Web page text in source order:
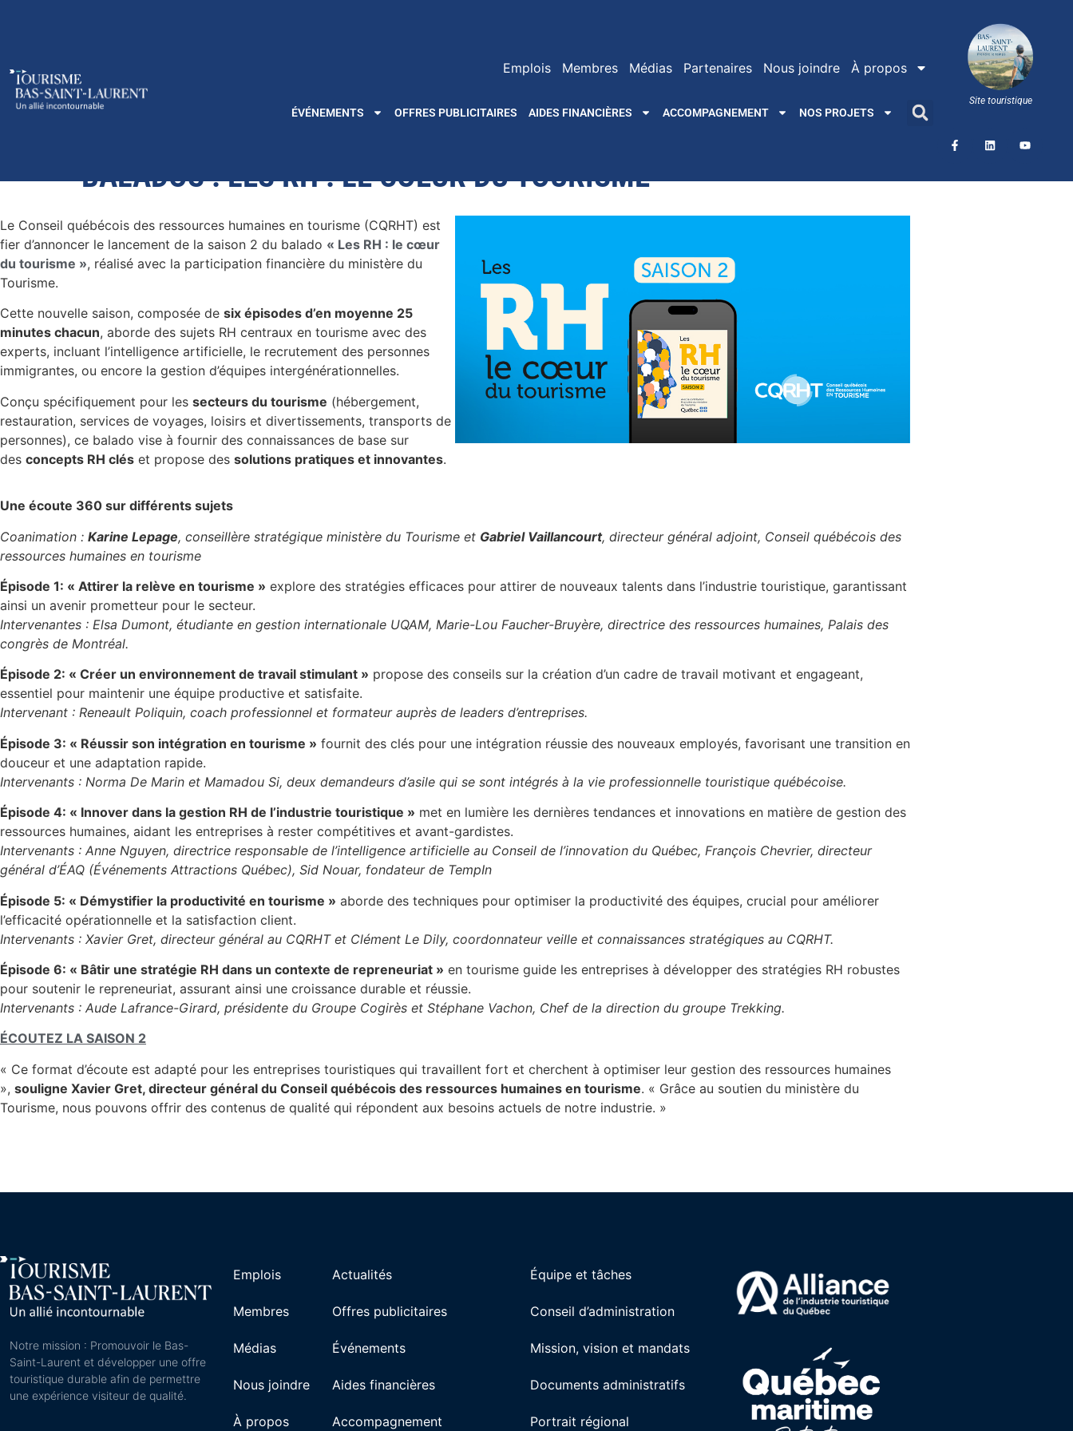
Emplois Membres Médias Partenaires Nous joindre À propos
ÉVÉNEMENTS OFFRES PUBLICITAIRES AIDES FINANCIÈRES ACCOMPAGNEMENT NOS PROJETS
Site touristique
BALADOS : LES RH : LE COEUR DU TOURISME
Le Conseil québécois des ressources humaines en tourisme (CQRHT) est
fier d’annoncer le lancement de la saison 2 du balado « Les RH : le cœur
du tourisme », réalisé avec la participation financière du ministère du
Tourisme.
Cette nouvelle saison, composée de six épisodes d’en moyenne 25
minutes chacun, aborde des sujets RH centraux en tourisme avec des
experts, incluant l’intelligence artificielle, le recrutement des personnes
immigrantes, ou encore la gestion d’équipes intergénérationnelles.
Conçu spécifiquement pour les secteurs du tourisme (hébergement,
restauration, services de voyages, loisirs et divertissements, transports de
personnes), ce balado vise à fournir des connaissances de base sur
des concepts RH clés et propose des solutions pratiques et innovantes.
Une écoute 360 sur différents sujets
Coanimation : Karine Lepage, conseillère stratégique ministère du Tourisme et Gabriel Vaillancourt, directeur général adjoint, Conseil québécois des
ressources humaines en tourisme
Épisode 1: « Attirer la relève en tourisme » explore des stratégies efficaces pour attirer de nouveaux talents dans l’industrie touristique, garantissant
ainsi un avenir prometteur pour le secteur.
Intervenantes : Elsa Dumont, étudiante en gestion internationale UQAM, Marie-Lou Faucher-Bruyère, directrice des ressources humaines, Palais des
congrès de Montréal.
Épisode 2: « Créer un environnement de travail stimulant » propose des conseils sur la création d’un cadre de travail motivant et engageant,
essentiel pour maintenir une équipe productive et satisfaite.
Intervenant : Reneault Poliquin, coach professionnel et formateur auprès de leaders d’entreprises.
Épisode 3: « Réussir son intégration en tourisme » fournit des clés pour une intégration réussie des nouveaux employés, favorisant une transition en
douceur et une adaptation rapide.
Intervenants : Norma De Marin et Mamadou Si, deux demandeurs d’asile qui se sont intégrés à la vie professionnelle touristique québécoise.
Épisode 4: « Innover dans la gestion RH de l’industrie touristique » met en lumière les dernières tendances et innovations en matière de gestion des
ressources humaines, aidant les entreprises à rester compétitives et avant-gardistes.
Intervenants : Anne Nguyen, directrice responsable de l’intelligence artificielle au Conseil de l’innovation du Québec, François Chevrier, directeur
général d’ÉAQ (Événements Attractions Québec), Sid Nouar, fondateur de TempIn
Épisode 5: « Démystifier la productivité en tourisme » aborde des techniques pour optimiser la productivité des équipes, crucial pour améliorer
l’efficacité opérationnelle et la satisfaction client.
Intervenants : Xavier Gret, directeur général au CQRHT et Clément Le Dily, coordonnateur veille et connaissances stratégiques au CQRHT.
Épisode 6: « Bâtir une stratégie RH dans un contexte de repreneuriat » en tourisme guide les entreprises à développer des stratégies RH robustes
pour soutenir le repreneuriat, assurant ainsi une croissance durable et réussie.
Intervenants : Aude Lafrance-Girard, présidente du Groupe Cogirès et Stéphane Vachon, Chef de la direction du groupe Trekking.
ÉCOUTEZ LA SAISON 2
« Ce format d’écoute est adapté pour les entreprises touristiques qui travaillent fort et cherchent à optimiser leur gestion des ressources humaines
», souligne Xavier Gret, directeur général du Conseil québécois des ressources humaines en tourisme. « Grâce au soutien du ministère du
Tourisme, nous pouvons offrir des contenus de qualité qui répondent aux besoins actuels de notre industrie. »
Notre mission : Promouvoir le Bas-
Saint-Laurent et développer une offre
touristique durable afin de permettre
une expérience visiteur de qualité.
Emplois
Membres
Médias
Nous joindre
À propos
Actualités
Offres publicitaires
Événements
Aides financières
Accompagnement
Équipe et tâches
Conseil d’administration
Mission, vision et mandats
Documents administratifs
Portrait régional